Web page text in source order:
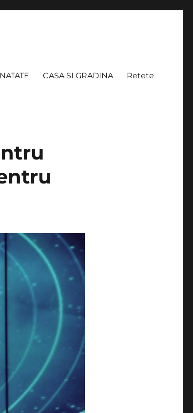
CASA SI GRADINA Retete